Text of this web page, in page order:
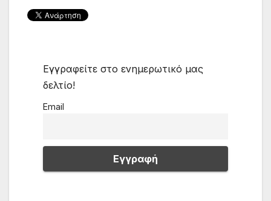
Εγγραφείτε στο ενημερωτικό μας
δελτίο!
Email